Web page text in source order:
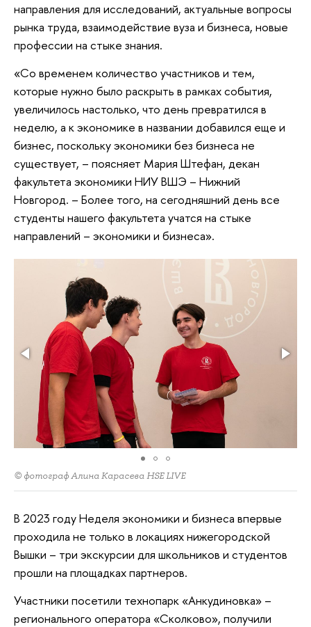
направления для исследований, актуальные вопросы
рынка труда, взаимодействие вуза и бизнеса, новые
профессии на стыке знания.
«Со временем количество участников и тем,
которые нужно было раскрыть в рамках события,
увеличилось настолько, что день превратился в
неделю, а к экономике в названии добавился еще и
бизнес, поскольку экономики без бизнеса не
существует, – поясняет Мария Штефан, декан
факультета экономики НИУ ВШЭ – Нижний
Новгород. – Более того, на сегодняшний день все
студенты нашего факультета учатся на стыке
направлений – экономики и бизнеса».
© фотограф Алина Карасева HSE LIVE
В 2023 году Неделя экономики и бизнеса впервые
проходила не только в локациях нижегородской
Вышки – три экскурсии для школьников и студентов
прошли на площадках партнеров.
Участники посетили технопарк «Анкудиновка» –
регионального оператора «Сколково», получили